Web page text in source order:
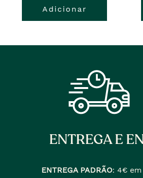
Adicionar
ENTREGA E
ENTREGA PADRÃO: 4€